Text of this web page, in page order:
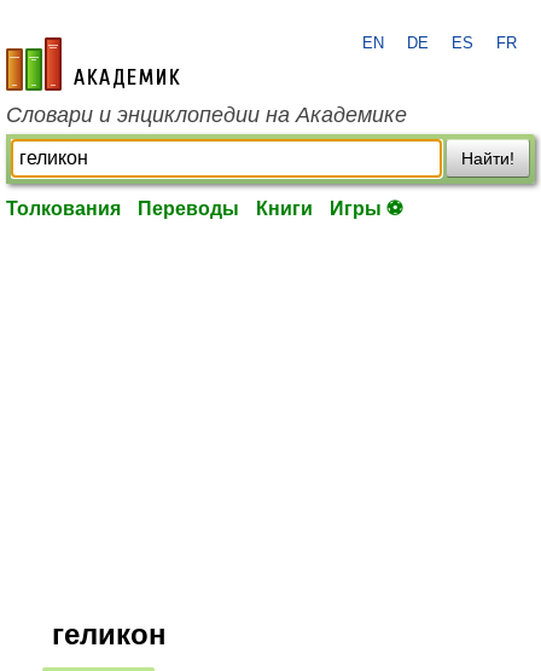
academic.ru
EN DE ES FR
Словари и энциклопедии на Академике
Найти!
Толкования Переводы Книги Игры ⚽
геликон